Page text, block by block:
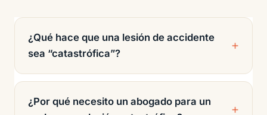
¿Qué hace que una lesión de accidente
sea “catastrófica”?
¿Por qué necesito un abogado para un